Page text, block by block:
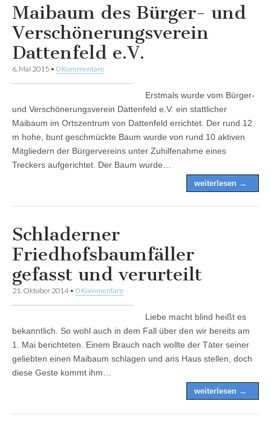
Maibaum des Bürger- und
Verschönerungsverein
Dattenfeld e.V.
6. Mai 2015 • 0 Kommentare
Erstmals wurde vom Bürger-
und Verschönerungsverein Dattenfeld e.V. ein stattlicher
Maibaum im Ortszentrum von Dattenfeld errichtet. Der rund 12
m hohe, bunt geschmückte Baum wurde von rund 10 aktiven
Mitgliedern der Bürgervereins unter Zuhilfenahme eines
Treckers aufgerichtet. Der Baum wurde…
weiterlesen →
Schladerner
Friedhofsbaumfäller
gefasst und verurteilt
21. Oktober 2014• 0 Kommentare
Liebe macht blind heißt es
bekanntlich. So wohl auch in dem Fall über den wir bereits am
1. Mai berichteten. Einem Brauch nach wollte der Täter seiner
geliebten einen Maibaum schlagen und ans Haus stellen, doch
diese Geste kommt ihm…
weiterlesen →